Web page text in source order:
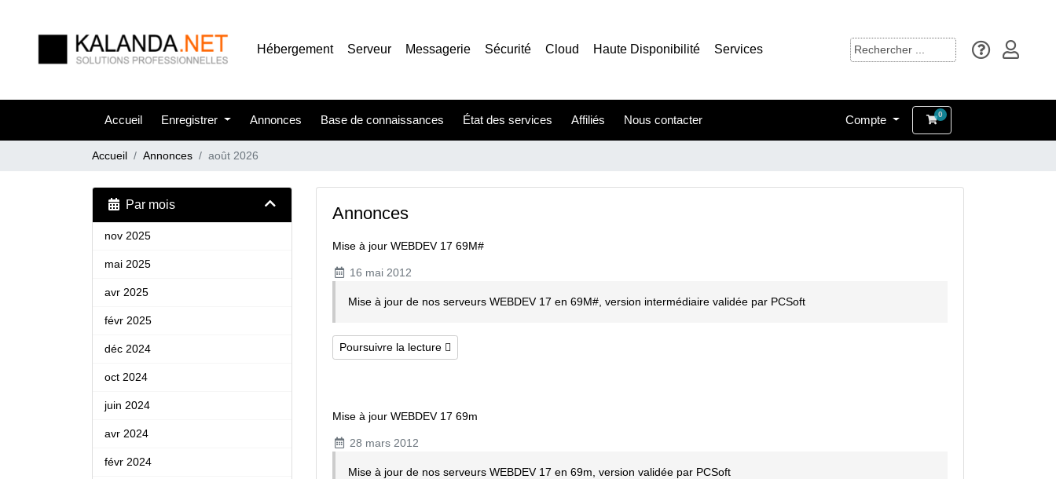
Hébergement Serveur Messagerie Sécurité Cloud Haute Disponibilité Services
Accueil Enregistrer Annonces Base de connaissances État des services Affiliés Nous contacter Compte 0
Panier
Accueil Annonces août 2026
Par mois
nov 2025
mai 2025
avr 2025
févr 2025
déc 2024
oct 2024
juin 2024
avr 2024
févr 2024
Annonces
Mise à jour WEBDEV 17 69M#
16 mai 2012
Mise à jour de nos serveurs WEBDEV 17 en 69M#, version intermédiaire validée par PCSoft
Poursuivre la lecture
Mise à jour WEBDEV 17 69m
28 mars 2012
Mise à jour de nos serveurs WEBDEV 17 en 69m, version validée par PCSoft